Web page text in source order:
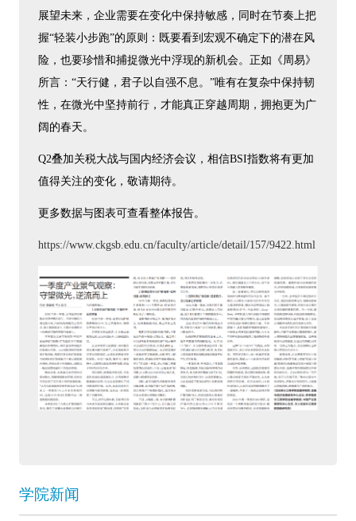
展望未来，企业需要在变化中保持敏感，同时在节奏上把
握“轻装小步跑”的原则：既要看到宏观不确定下的潜在风
险，也要珍惜和捕捉微光中浮现的新机会。正如《周易》
所言：“天行健，君子以自强不息。”唯有在复杂中保持韧
性，在微光中坚持前行，才能真正穿越周期，拥抱更为广
阔的春天。
Q2叠加关税大战与国内经济会议，相信BSI指数将有更加
值得关注的变化，敬请期待。
更多数据与图表可查看整体报告。
https://www.ckgsb.edu.cn/faculty/article/detail/157/9422.html
学院新闻